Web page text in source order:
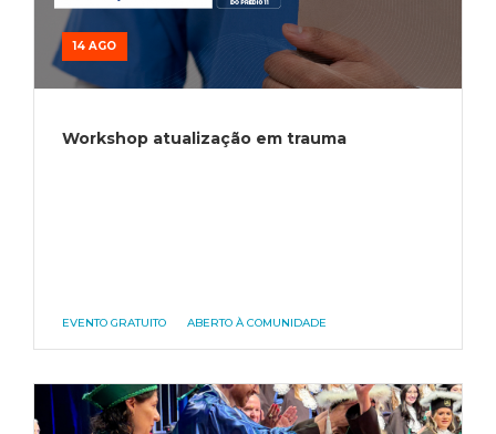
14 AGO
Workshop atualização em trauma
EVENTO GRATUITO ABERTO À COMUNIDADE